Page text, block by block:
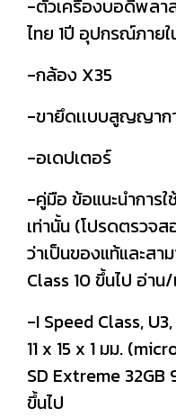
-ตัวเครื่องบอดี้พลา
ไทย 1ปี อุปกรณ์ภาย
-กล้อง X35
-ขายึดเเบบสูญญาก
-อเดปเตอร์
-คู่มือ ข้อแนะนำการใ
เท่านั้น (โปรดตรวจ
ว่าเป็นของแท้และส
Class 10 ขึ้นไป อ่า
-I Speed Class,
11 x 15 x 1 มม.
SD Extreme 32GB
ขึ้นไป